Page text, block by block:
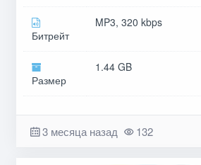
Битрейт
MP3, 320 kbps
Размер
1.44 GB
3 месяца назад 132